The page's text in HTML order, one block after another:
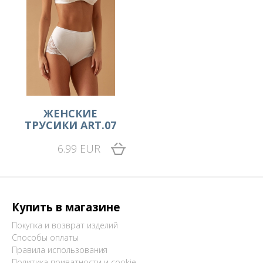
ЖЕНСКИЕ
ТРУСИКИ ART.07
6.99 EUR
Купить в магазине
Покупка и возврат изделий
Способы оплаты
Правила использования